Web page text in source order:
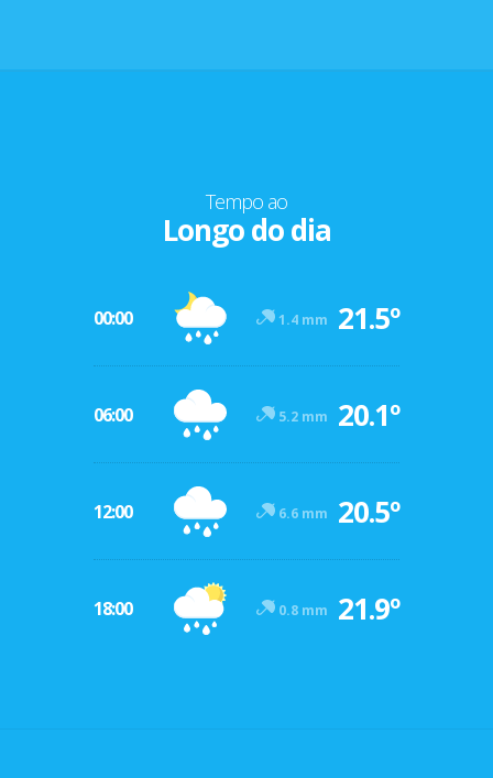
Tempo ao
Longo do dia
00:00 1.4 mm 21.5º
06:00 5.2 mm 20.1º
12:00 6.6 mm 20.5º
18:00 0.8 mm 21.9º